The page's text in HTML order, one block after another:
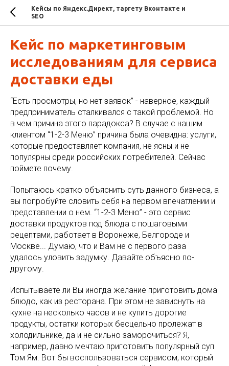
Кейсы по Яндекс.Директ, таргету Вконтакте и
SEO
Кейс по маркетинговым
исследованиям для сервиса
доставки еды
“Есть просмотры, но нет заявок” - наверное, каждый
предприниматель сталкивался с такой проблемой. Но
в чем причина этого парадокса? В случае с нашим
клиентом “1-2-3 Меню” причина была очевидна: услуги,
которые предоставляет компания, не ясны и не
популярны среди российских потребителей. Сейчас
поймете почему.
Попытаюсь кратко объяснить суть данного бизнеса, а
вы попробуйте словить себя на первом впечатлении и
представлении о нем. “1-2-3 Меню” - это сервис
доставки продуктов под блюда с пошаговыми
рецептами, работает в Воронеже, Белгороде и
Москве... Думаю, что и Вам не с первого раза
удалось уловить задумку. Давайте объясню по-
другому.
Испытываете ли Вы иногда желание приготовить дома
блюдо, как из ресторана. При этом не зависнуть на
кухне на несколько часов и не купить дорогие
продукты, остатки которых бесцельно пролежат в
холодильнике, да и не сильно заморочиться? Я,
например, давно мечтаю приготовить популярный суп
Том Ям. Вот бы воспользоваться сервисом, который